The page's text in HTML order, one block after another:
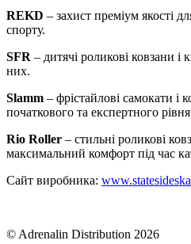
REKD – захист преміум якості
спорту.
SFR – дитячі роликові ковзани і
них.
Slamm – фрістайлові самокати і
початкового та експертного
Rio Roller – стильні роликові
максимальний комфорт під час
Сайт виробника:
© Adrenalin Distribution 2026